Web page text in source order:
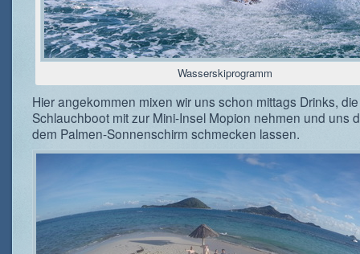
Wasserskiprogramm
Hier angekommen mixen wir uns schon mittags Drinks,
Schlauchboot mit zur Mini-Insel Mopion nehmen und uns
dem Palmen-Sonnenschirm schmecken lassen.